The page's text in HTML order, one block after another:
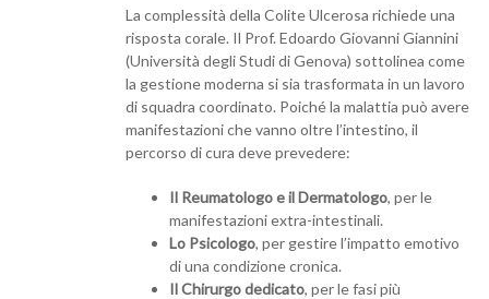
La complessità della Colite Ulcerosa richiede una
risposta corale. Il Prof. Edoardo Giovanni Giannini
(Università degli Studi di Genova) sottolinea come
la gestione moderna si sia trasformata in un lavoro
di squadra coordinato. Poiché la malattia può avere
manifestazioni che vanno oltre l’intestino, il
percorso di cura deve prevedere:
Il Reumatologo e il Dermatologo, per le
manifestazioni extra-intestinali.
Lo Psicologo, per gestire l’impatto emotivo
di una condizione cronica.
Il Chirurgo dedicato, per le fasi più